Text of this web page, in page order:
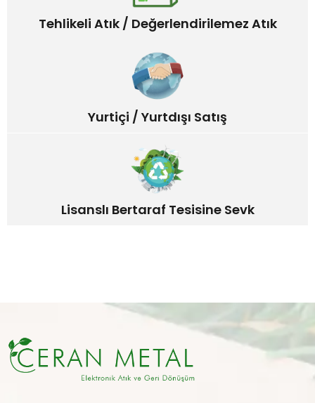
Tehlikeli Atık / Değerlendirilemez Atık
Yurtiçi / Yurtdışı Satış
Lisanslı Bertaraf Tesisine Sevk